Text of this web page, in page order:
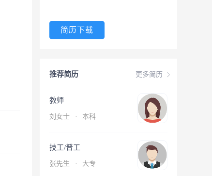
简历下载
更多简历
推荐简历
教师
刘女士 · 本科
技工/普工
张先生 · 大专